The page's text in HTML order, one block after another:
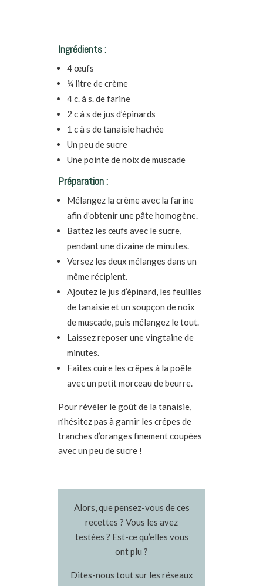
Ingrédients :
4 œufs
¼ litre de crème
4 c. à s. de farine
2 c à s de jus d’épinards
1 c à s de tanaisie hachée
Un peu de sucre
Une pointe de noix de muscade
Préparation :
Mélangez la crème avec la farine
afin d’obtenir une pâte homogène.
Battez les œufs avec le sucre,
pendant une dizaine de minutes.
Versez les deux mélanges dans un
même récipient.
Ajoutez le jus d’épinard, les feuilles
de tanaisie et un soupçon de noix
de muscade, puis mélangez le tout.
Laissez reposer une vingtaine de
minutes.
Faites cuire les crêpes à la poêle
avec un petit morceau de beurre.
Pour révéler le goût de la tanaisie,
n’hésitez pas à garnir les crêpes de
tranches d’oranges finement coupées
avec un peu de sucre !
Alors, que pensez-vous de ces
recettes ? Vous les avez
testées ? Est-ce qu’elles vous
ont plu ?
Dites-nous tout sur les réseaux